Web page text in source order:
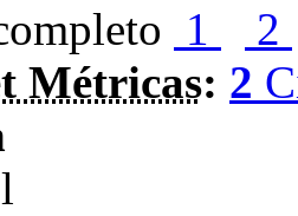
1
2
Métricas: 2